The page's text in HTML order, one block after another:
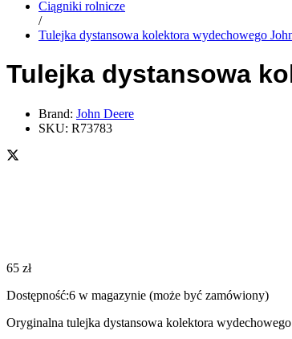
Ciągniki rolnicze
/
Tulejka dystansowa kolektora wydechowego
Tulejka dystansowa
Brand: John Deere
SKU: R73783
65 zł
Dostępność:6 w magazynie (może być zamówiony)
Oryginalna tulejka dystansowa kolektora